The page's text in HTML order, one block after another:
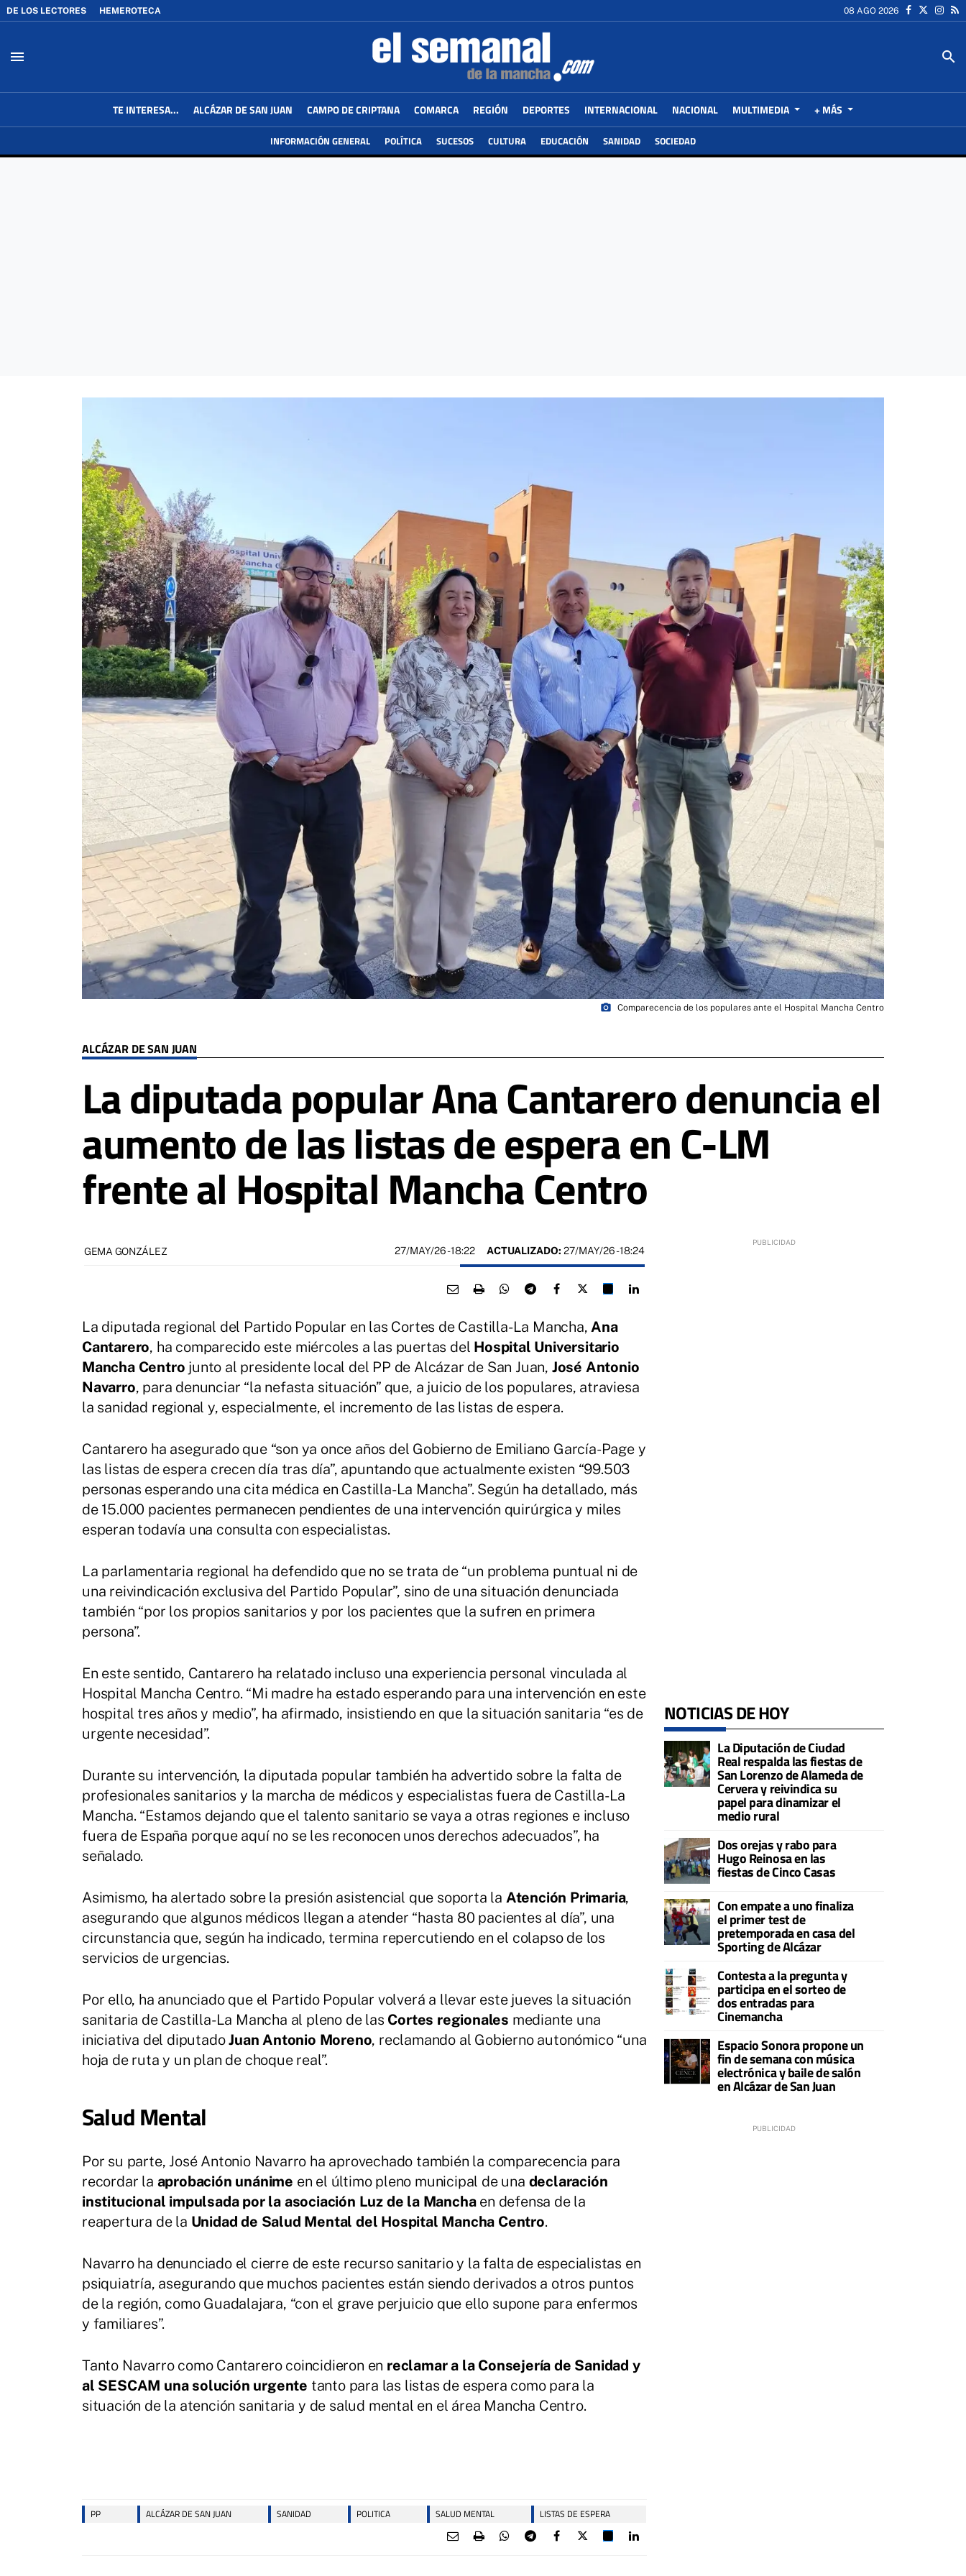
DE LOS LECTORES HEMEROTECA 08 AGO 2026
menu search
TE INTERESA... ALCÁZAR DE SAN JUAN CAMPO DE CRIPTANA COMARCA REGIÓN DEPORTES INTERNACIONAL NACIONAL MULTIMEDIA + MÁS
INFORMACIÓN GENERAL POLÍTICA SUCESOS CULTURA EDUCACIÓN SANIDAD SOCIEDAD
ALCÁZAR DE SAN JUAN
La diputada popular Ana Cantarero denuncia el
aumento de las listas de espera en C-LM
frente al Hospital Mancha Centro
photo_camera Comparecencia de los populares ante el Hospital Mancha Centro
GEMA GONZÁLEZ 27/MAY/26- 18:22 ACTUALIZADO: 27/MAY/26 - 18:24
La diputada regional del Partido Popular en las Cortes de Castilla-La Mancha,Ana
Cantarero, ha comparecido este miércoles a las puertas del Hospital Universitario
Mancha Centro junto al presidente local del PP de Alcázar de San Juan, José Antonio
Navarro, para denunciar “la nefasta situación” que, a juicio de los populares, atraviesa
la sanidad regional y, especialmente, el incremento de las listas de espera.
Cantarero ha asegurado que “son ya once años del Gobierno de Emiliano García-Page y
las listas de espera crecen día tras día”, apuntando que actualmente existen “99.503
personas esperando una cita médica en Castilla-La Mancha”. Según ha detallado, más
de 15.000 pacientes permanecen pendientes de una intervención quirúrgica y miles
esperan todavía una consulta con especialistas.
La parlamentaria regional ha defendido que no se trata de “un problema puntual ni de
una reivindicación exclusiva del Partido Popular”, sino de una situación denunciada
también “por los propios sanitarios y por los pacientes que la sufren en primera
persona”.
En este sentido, Cantarero ha relatado incluso una experiencia personal vinculada al
Hospital Mancha Centro. “Mi madre ha estado esperando para una intervención en este
hospital tres años y medio”, ha afirmado, insistiendo en que la situación sanitaria “es de
urgente necesidad”.
Durante su intervención, la diputada popular también ha advertido sobre la falta de
profesionales sanitarios y la marcha de médicos y especialistas fuera de Castilla-La
Mancha. “Estamos dejando que el talento sanitario se vaya a otras regiones e incluso
fuera de España porque aquí no se les reconocen unos derechos adecuados”, ha
señalado.
Asimismo, ha alertado sobre la presión asistencial que soporta la Atención Primaria,
asegurando que algunos médicos llegan a atender “hasta 80 pacientes al día”, una
circunstancia que, según ha indicado, termina repercutiendo en el colapso de los
servicios de urgencias.
Por ello, ha anunciado que el Partido Popular volverá a llevar este jueves la situación
sanitaria de Castilla-La Mancha al pleno de las Cortes regionales mediante una
iniciativa del diputadoJuan Antonio Moreno, reclamando al Gobierno autonómico “una
hoja de ruta y un plan de choque real”.
Salud Mental
Por su parte, José Antonio Navarro ha aprovechado también la comparecencia para
recordar la aprobación unánime en el último pleno municipal de una declaración
institucional impulsada por la asociación Luz de la Manchaen defensa de la
reapertura de la Unidad de Salud Mental del Hospital Mancha Centro.
Navarro ha denunciado el cierre de este recurso sanitario y la falta de especialistas en
psiquiatría, asegurando que muchos pacientes están siendo derivados a otros puntos
de la región, como Guadalajara, “con el grave perjuicio que ello supone para enfermos
y familiares”.
Tanto Navarro como Cantarero coincidieron en reclamar a la Consejería de Sanidad y
al SESCAM una solución urgente tanto para las listas de espera como para la
situación de la atención sanitaria y de salud mental en el área Mancha Centro.
PP ALCÁZAR DE SAN JUAN SANIDAD POLITICA SALUD MENTAL LISTAS DE ESPERA
NOTICIAS DE HOY
La Diputación de Ciudad
Real respalda las fiestas de
San Lorenzo de Alameda de
Cervera y reivindica su
papel para dinamizar el
medio rural
Dos orejas y rabo para
Hugo Reinosa en las
fiestas de Cinco Casas
Con empate a uno finaliza
el primer test de
pretemporada en casa del
Sporting de Alcázar
Contesta a la pregunta y
participa en el sorteo de
dos entradas para
Cinemancha
Espacio Sonora propone un
fin de semana con música
electrónica y baile de salón
en Alcázar de San Juan